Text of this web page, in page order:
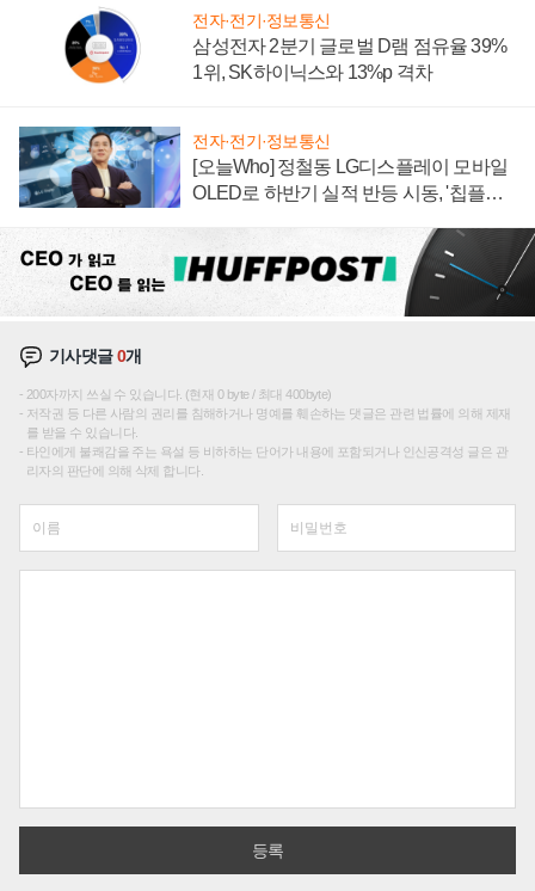
전자·전기·정보통신
삼성전자 2분기 글로벌 D램 점유율 39%
1위, SK하이닉스와 13%p 격차
전자·전기·정보통신
[오늘Who] 정철동 LG디스플레이 모바일
OLED로 하반기 실적 반등 시동, '칩플레
기사댓글0개
200자까지 쓰실 수 있습니다. (현재 0 byte / 최대 400byte)
저작권 등 다른 사람의 권리를 침해하거나 명예를 훼손하는 댓글은 관련 법률에 의해 제재
를 받을 수 있습니다.
타인에게 불쾌감을 주는 욕설 등 비하하는 단어가 내용에 포함되거나 인신공격성 글은 관
리자의 판단에 의해 삭제 합니다.